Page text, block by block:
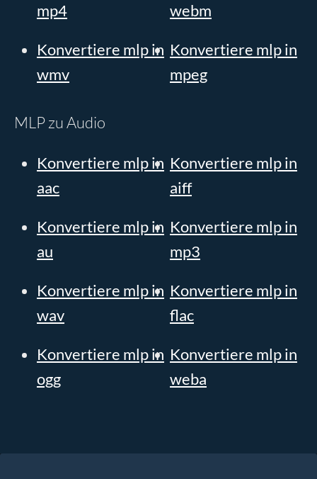
mp4
webm
Konvertiere mlp in
wmv
Konvertiere mlp in
mpeg
MLP zu Audio
Konvertiere mlp in
aac
Konvertiere mlp in
aiff
Konvertiere mlp in
au
Konvertiere mlp in
mp3
Konvertiere mlp in
wav
Konvertiere mlp in
flac
Konvertiere mlp in
ogg
Konvertiere mlp in
weba